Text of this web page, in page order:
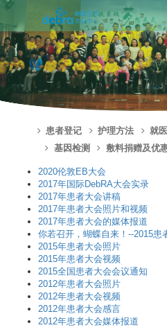
患者登记 护理方法 就
基因检测
敷料捐赠及优
2020伦敦EB大会
2017年国际DebRA大会实录
2017年患者大会讲稿
2017年患者大会照片和视频
2017年患者大会的媒体报道
你若召开，蝴蝶自来！--2015患
2015年患者大会照片
2015年患者大会视频
2015全国患者大会会议通知
2012年患者大会照片
2012年患者大会视频
2012年患者大会感言
2012年患者大会媒体报道